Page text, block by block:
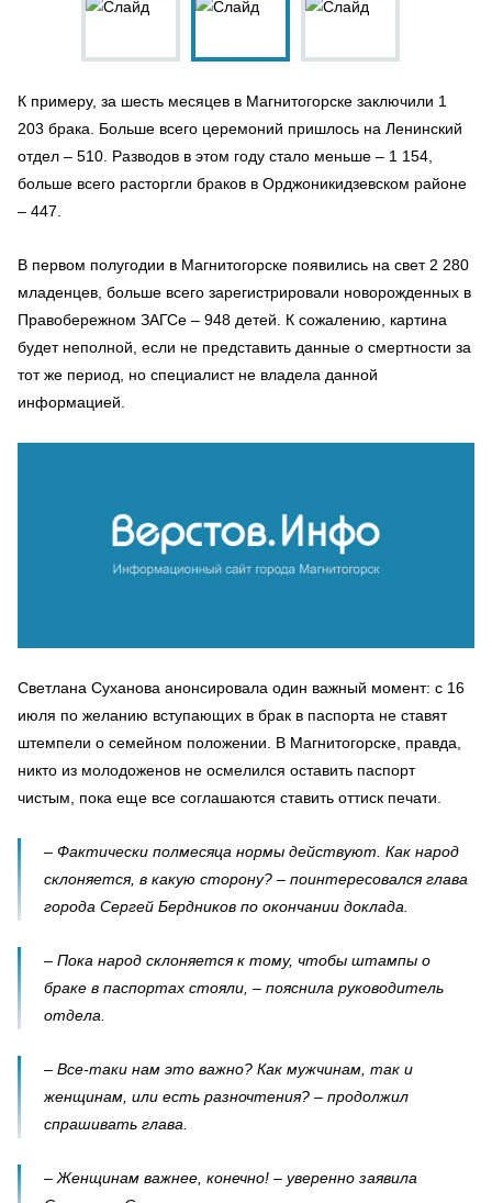
К примеру, за шесть месяцев в Магнитогорске заключили 1
203 брака. Больше всего церемоний пришлось на Ленинский
отдел – 510. Разводов в этом году стало меньше – 1 154,
больше всего расторгли браков в Орджоникидзевском районе
– 447.
В первом полугодии в Магнитогорске появились на свет 2 280
младенцев, больше всего зарегистрировали новорожденных в
Правобережном ЗАГСе – 948 детей. К сожалению, картина
будет неполной, если не представить данные о смертности за
тот же период, но специалист не владела данной
информацией.
Светлана Суханова анонсировала один важный момент: с 16
июля по желанию вступающих в брак в паспорта не ставят
штемпели о семейном положении. В Магнитогорске, правда,
никто из молодоженов не осмелился оставить паспорт
чистым, пока еще все соглашаются ставить оттиск печати.
– Фактически полмесяца нормы действуют. Как народ
склоняется, в какую сторону? – поинтересовался глава
города Сергей Бердников по окончании доклада.
– Пока народ склоняется к тому, чтобы штампы о
браке в паспортах стояли, – пояснила руководитель
отдела.
– Все-таки нам это важно? Как мужчинам, так и
женщинам, или есть разночтения? – продолжил
спрашивать глава.
– Женщинам важнее, конечно! – уверенно заявила